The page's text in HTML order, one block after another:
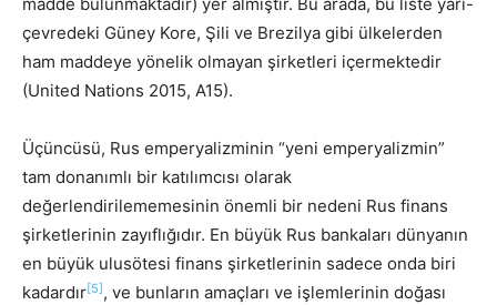
çevredeki Güney Kore, Şili ve Brezilya gibi ülkelerden
ham maddeye yönelik olmayan şirketleri içermektedir
(United Nations 2015, A15).
Üçüncüsü, Rus emperyalizminin “yeni emperyalizmin”
tam donanımlı bir katılımcısı olarak
değerlendirilememesinin önemli bir nedeni Rus finans
şirketlerinin zayıflığıdır. En büyük Rus bankaları dünyanın
en büyük ulusötesi finans şirketlerinin sadece onda biri
kadardır[5], ve bunların amaçları ve işlemlerinin doğası